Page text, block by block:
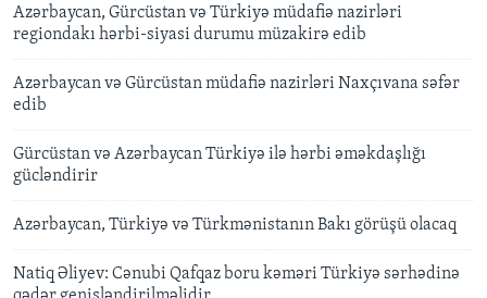
Azərbaycan, Gürcüstan və Türkiyə müdafiə nazirləri
regiondakı hərbi-siyasi durumu müzakirə edib
Azərbaycan və Gürcüstan müdafiə nazirləri Naxçıvana səfər
edib
Gürcüstan və Azərbaycan Türkiyə ilə hərbi əməkdaşlığı
gücləndirir
Azərbaycan, Türkiyə və Türkmənistanın Bakı görüşü olacaq
Natiq Əliyev: Cənubi Qafqaz boru kəməri Türkiyə sərhədinə